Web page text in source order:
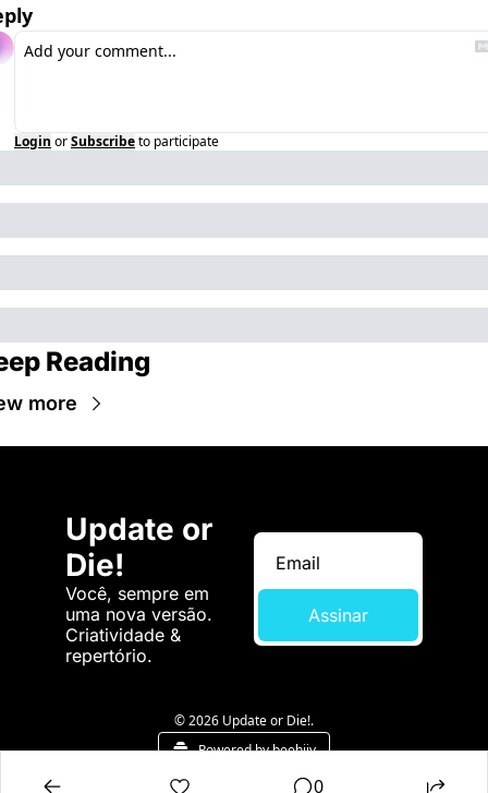
Login orSubscribeto participate
Reading
more
Update or
Die!
Você, sempre em
uma nova versão.
Criatividade &
repertório.
Assinar
© 2026 Update or Die!.
Powered by beehiiv
0